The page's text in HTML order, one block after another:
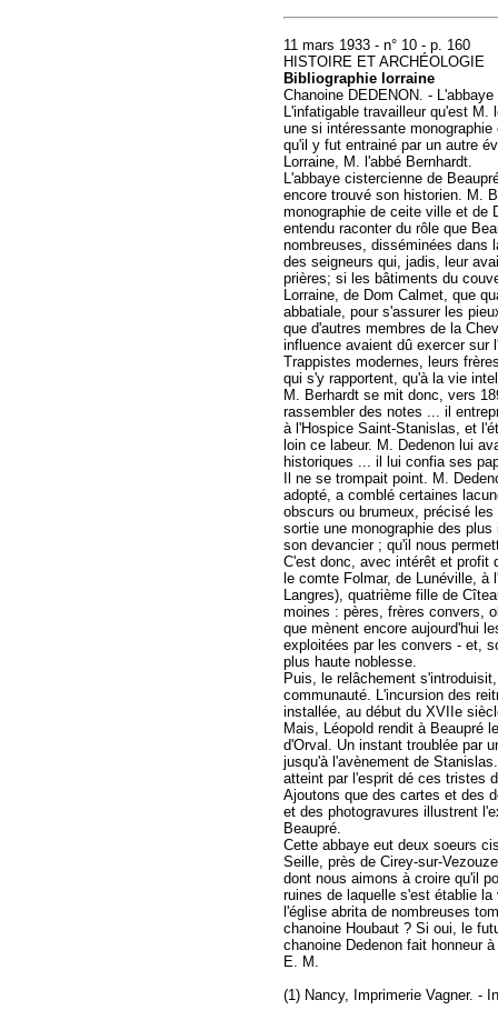
11 mars 1933 - n° 10 - p. 160
HISTOIRE ET ARCHÉOLOGIE
Bibliographie lorraine
Chanoine DEDENON. -
L'infatigable travailleur qu'est
une si intéressante
qu'il y fut entrainé par un autre
Lorraine, M. l'abbé Bernhardt.
L'abbaye cistercienne de
encore trouvé son historien. M.
monographie de ceite ville et de
entendu raconter du rôle que
nombreuses, disséminées dans
des seigneurs qui, jadis, leur
prières; si les bâtiments du
Lorraine, de Dom Calmet, que
abbatiale, pour s'assurer les
que d'autres membres de la
influence avaient dû exercer sur
Trappistes modernes, leurs
qui s'y rapportent, qu'à la vie
M. Berhardt se mit donc, vers
rassembler des notes ... il
à l'Hospice Saint-Stanislas, et
loin ce labeur. M. Dedenon lui
historiques ... il lui confia ses
Il ne se trompait point. M.
adopté, a comblé certaines
obscurs ou brumeux, précisé
sortie une monographie des
son devancier ; qu'il nous
C'est donc, avec intérêt et profit
le comte Folmar, de Lunéville, à
Langres), quatrième fille de
moines : pères, frères convers,
que mènent encore aujourd'hui
exploitées par les convers - et,
plus haute noblesse.
Puis, le relâchement
communauté. L'incursion des
installée, au début du XVIIe
Mais, Léopold rendit à Beaupré
d'Orval. Un instant troublée par
jusqu'à l'avènement de
atteint par l'esprit dé ces tristes
Ajoutons que des cartes et des
et des photogravures illustrent
Beaupré.
Cette abbaye eut deux soeurs
Seille, près de Cirey-sur-
dont nous aimons à croire qu'il
ruines de laquelle s'est établie
l'église abrita de nombreuses
chanoine Houbaut ? Si oui, le
chanoine Dedenon fait honneur
E. M.
(1) Nancy, Imprimerie Vagner. -